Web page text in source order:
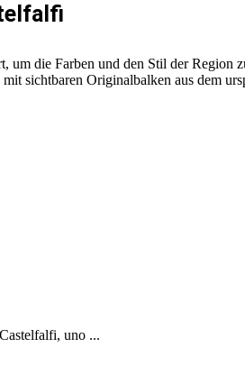
die Farben und den Stil der Region
sichtbaren Originalbalken aus dem
uno ...